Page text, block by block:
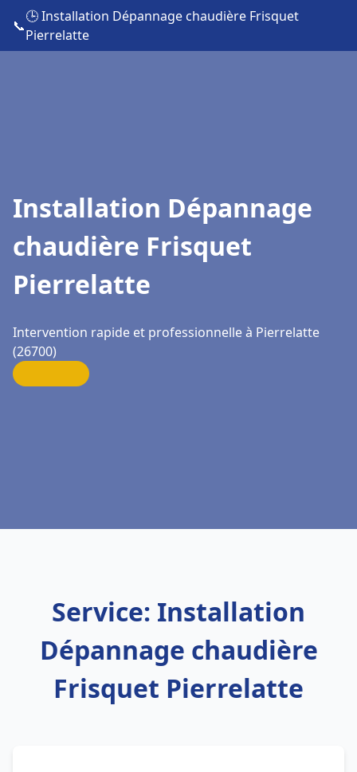
📞
🕒 Installation Dépannage chaudière Frisquet
Pierrelatte
Installation Dépannage
chaudière Frisquet
Pierrelatte
Intervention rapide et professionnelle à Pierrelatte
(26700)
Service: Installation
Dépannage chaudière
Frisquet Pierrelatte